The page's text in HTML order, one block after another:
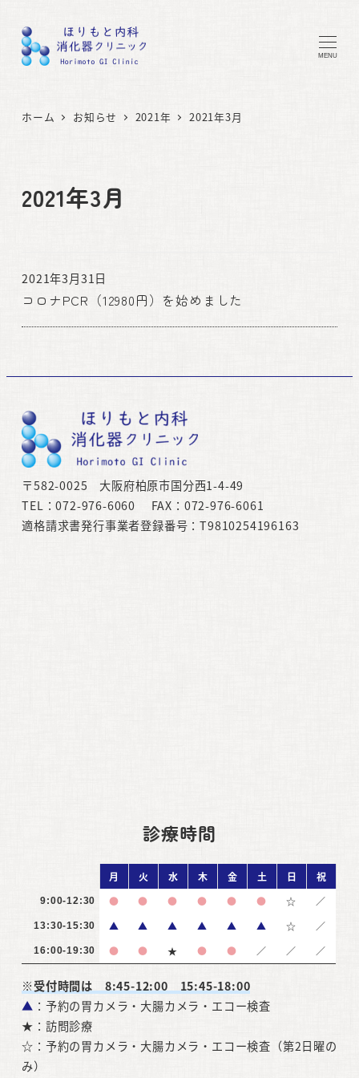
MENU
ホーム お知らせ 2021年 2021年3月
2021年3月
コロナPCR（12980円）を始めました
2021年3月31日
〒582-0025 大阪府柏原市国分西1-4-49
TEL：072-976-6060 FAX：072-976-6061
適格請求書発行事業者登録番号：T9810254196163
診療時間
月 火 水 木 金 土 日 祝
9:00-12:30 ● ● ● ● ● ● ☆ ／
13:30-15:30 ▲ ▲ ▲ ▲ ▲ ▲ ☆ ／
16:00-19:30 ● ● ★ ● ● ／ ／ ／
※受付時間は 8:45-12:00 15:45-18:00
▲ ：予約の胃カメラ・大腸カメラ・エコー検査
★：訪問診療
☆：予約の胃カメラ・大腸カメラ・エコー検査（第2日曜の
み）